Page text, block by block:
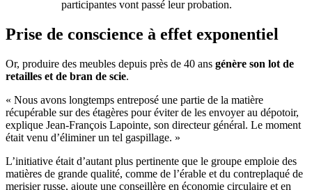
participantes vont passé leur probation.
Prise de conscience à effet exponentiel
Or, produire des meubles depuis près de 40 ans génère son lot de
retailles et de bran de scie.
« Nous avons longtemps entreposé une partie de la matière
récupérable sur des étagères pour éviter de les envoyer au dépotoir,
explique Jean-François Lapointe, son directeur général. Le moment
était venu d’éliminer un tel gaspillage. »
L’initiative était d’autant plus pertinente que le groupe emploie des
matières de grande qualité, comme de l’érable et du contreplaqué de
merisier russe, ajoute une conseillère en économie circulaire et en